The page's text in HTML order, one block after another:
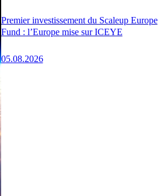
Premier investissement du Scaleup Europe
Fund : l’Europe mise sur ICEYE
05.08.2026